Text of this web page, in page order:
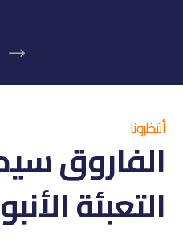
أنتظرونا
الفاروق
التعبئة